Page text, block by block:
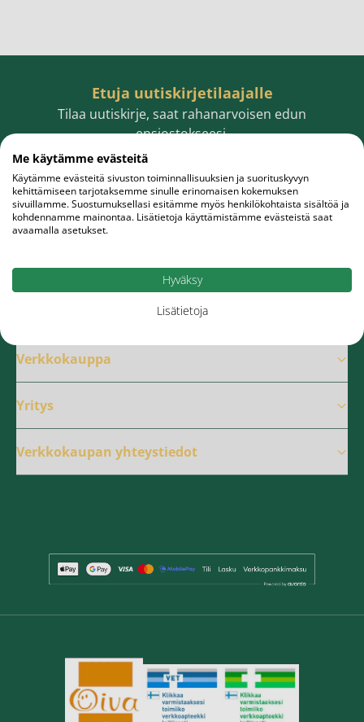
Etuja uutiskirjetilaajalle
Tilaa uutiskirje, saat rahanarvoisen edun
ensiostokseesi.
Sähköpostiosoite
Tilaa
Verkkokauppa
Yritys
Verkkokaupan yhteystiedot
Me käytämme evästeitä
Käytämme evästeitä sivuston toiminnallisuuksien ja suorituskyvyn
kehittämiseen tarjotaksemme sinulle erinomaisen kokemuksen
sivuillamme. Suostumuksellasi esitämme myös henkilökohtaista sisältöä ja
kohdennamme mainontaa. Lisätietoja käyttämistämme evästeistä saat
avaamalla asetukset.
Hyväksy
Lisätietoja